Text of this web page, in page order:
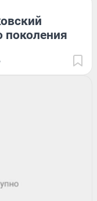
поколения